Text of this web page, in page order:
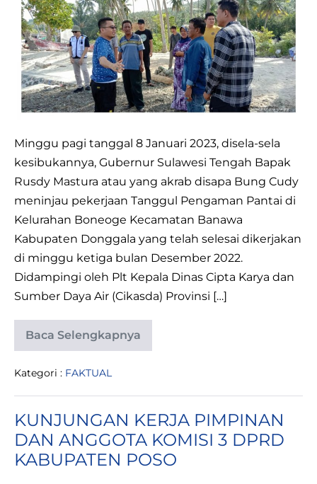
PANTAI
BONEOGE
DONGGALA
Minggu pagi tanggal 8 Januari 2023, disela-sela
kesibukannya, Gubernur Sulawesi Tengah Bapak
Rusdy Mastura atau yang akrab disapa Bung Cudy
meninjau pekerjaan Tanggul Pengaman Pantai di
Kelurahan Boneoge Kecamatan Banawa
Kabupaten Donggala yang telah selesai dikerjakan
di minggu ketiga bulan Desember 2022.
Didampingi oleh Plt Kepala Dinas Cipta Karya dan
Sumber Daya Air (Cikasda) Provinsi […]
Baca Selengkapnya
GUBERNUR
SULAWESI
MELAKUKAN
DAN
TANGGUL
PENGAMAN
PANTAI
BONEOGE
DONGGALA
Kategori : FAKTUAL
KUNJUNGAN KERJA PIMPINAN
DAN ANGGOTA KOMISI 3 DPRD
KABUPATEN POSO